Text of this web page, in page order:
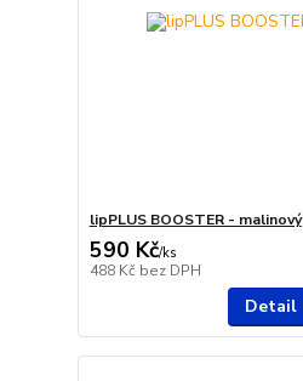
lipPLUS BOOSTER - malinový
590 Kč/ks
488 Kč bez DPH
Detail